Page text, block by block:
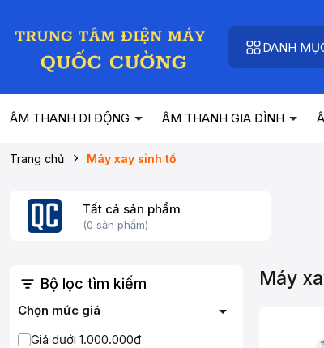
DANH
ÂM THANH DI ĐỘNG ÂM THANH GIA ĐÌNH
Trang chủ Máy xay sinh tố
Tất cả sản phẩm
(0 sản phẩm)
Máy
Bộ lọc tìm kiếm
Chọn mức giá
Giá dưới 1.000.000đ